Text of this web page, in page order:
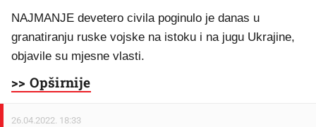
NAJMANJE devetero civila poginulo je danas u
granatiranju ruske vojske na istoku i na jugu Ukrajine,
objavile su mjesne vlasti.
>> Opširnije
26.04.2022. 18:33